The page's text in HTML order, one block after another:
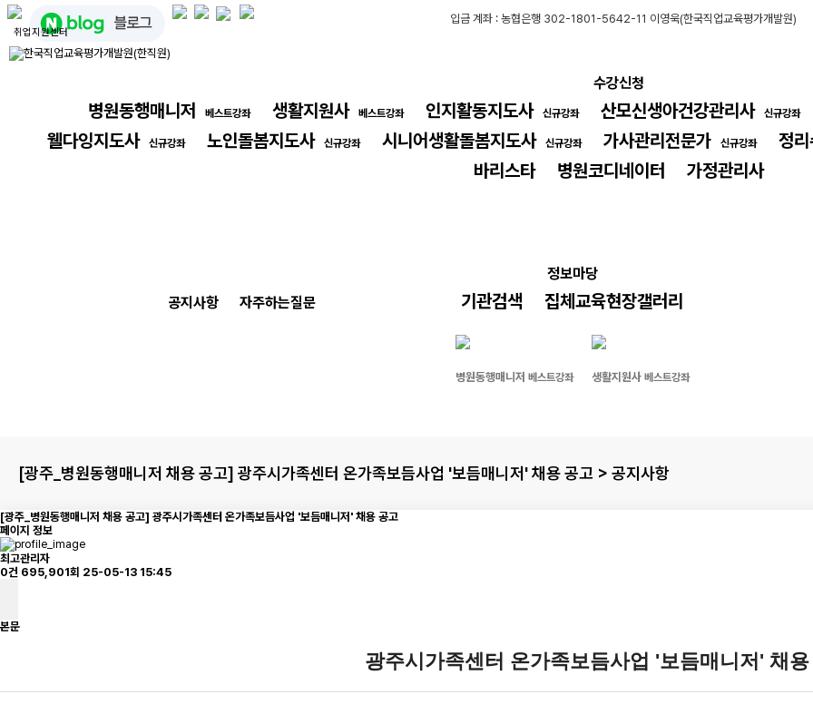
입금 계좌 : 농협은행 302-1801-5642-11 이영욱(한국직업교육평가개발원)
수강신청
병원동행매니저 베스트강좌 생활지원사 베스트강좌 인지활동지도사 신규강좌 산모신생아건강관리사 신규강좌
웰다잉지도사 신규강좌 노인돌봄지도사 신규강좌 시니어생활돌봄지도사 신규강좌 가사관리전문가 신규강좌
정
바리스타
병원코디네이터 가정관리사
공지사항 자주하는질문
정보마당
기관검색 집체교육현장갤러리
병원동행매니저 베스트강좌 생활지원사 베스트강좌
취업지원센터
[광주_병원동행매니저 채용 공고] 광주시가족센터 온가족보듬사업 '보듬매니저' 채용 공고 > 공지사항
[광주_병원동행매니저 채용 공고] 광주시가족센터 온가족보듬사업 '보듬매니저' 채용 공고
페이지 정보
최고관리자
0건 695,901회 25-05-13 15:45
본문
광주시가족센터 온가족보듬사업 '보듬매니저' 채